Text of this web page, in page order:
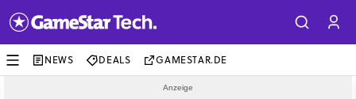
NEWS DEALS GAMESTAR.DE